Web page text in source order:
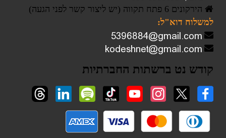
הירקונים 6 פתח תקווה (יש ליצור קשר לפני הגעה)
למשלוח דוא"ל:
קודש נט ברשתות החברתיות